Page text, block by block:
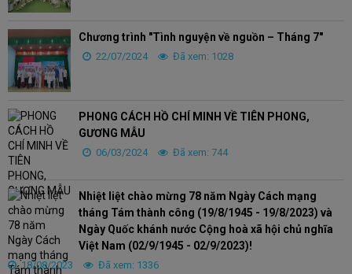
Chương trình "Tình nguyện về nguồn – Tháng 7"
22/07/2024 Đã xem: 1028
PHONG CÁCH HỒ CHÍ MINH VỀ TIÊN PHONG,
GƯƠNG MẪU
06/03/2024 Đã xem: 744
Nhiệt liệt chào mừng 78 năm Ngày Cách mạng
tháng Tám thành công (19/8/1945 - 19/8/2023) và
Ngày Quốc khánh nước Cộng hoà xã hội chủ nghĩa
Việt Nam (02/9/1945 - 02/9/2023)!
18/08/2023 Đã xem: 1336